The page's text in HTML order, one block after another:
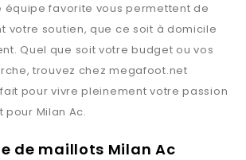
équipe favorite vous permettent de
votre soutien, que ce soit à domicile
Quel que soit votre budget ou vos
trouvez chezmegafoot.net
pour vivre pleinement votre passion
pour Milan Ac.
de maillots Milan Ac